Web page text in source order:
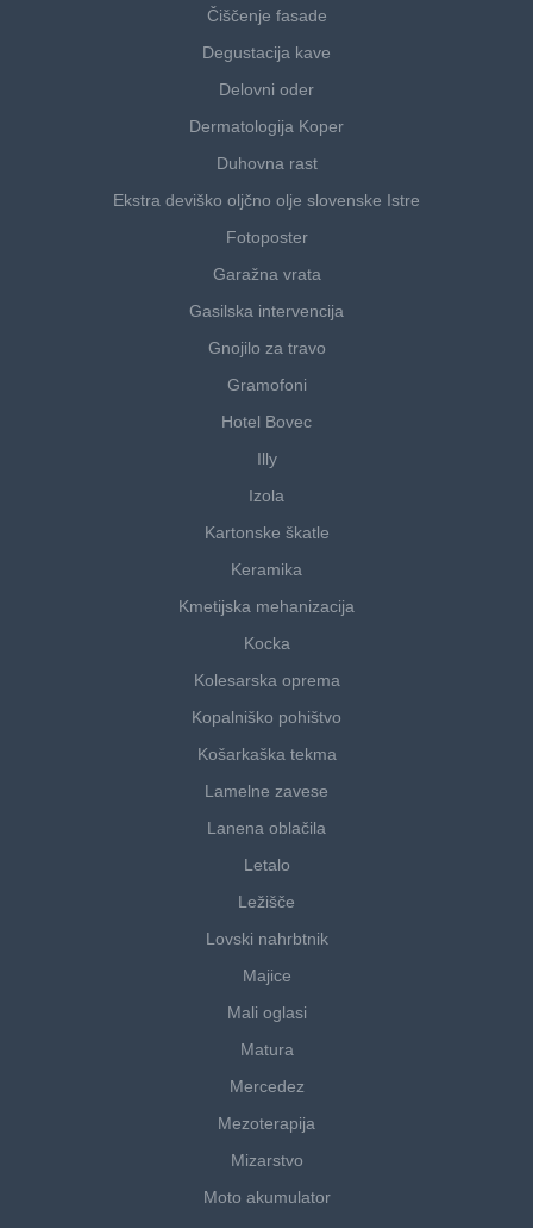
Čiščenje fasade
Degustacija kave
Delovni oder
Dermatologija Koper
Duhovna rast
Ekstra deviško oljčno olje slovenske Istre
Fotoposter
Garažna vrata
Gasilska intervencija
Gnojilo za travo
Gramofoni
Hotel Bovec
Illy
Izola
Kartonske škatle
Keramika
Kmetijska mehanizacija
Kocka
Kolesarska oprema
Kopalniško pohištvo
Košarkaška tekma
Lamelne zavese
Lanena oblačila
Letalo
Ležišče
Lovski nahrbtnik
Majice
Mali oglasi
Matura
Mercedez
Mezoterapija
Mizarstvo
Moto akumulator